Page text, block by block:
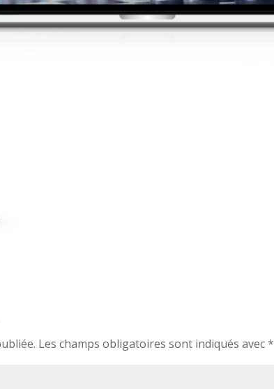
Les champs obligatoires sont indiqués avec*